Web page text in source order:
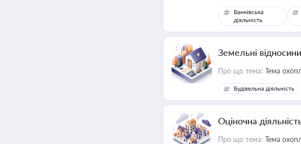
Банківська
діяльність
Земельні
Про що тема: Тема
Будівельна діяльність
Оціночна
Про що тема: Тема